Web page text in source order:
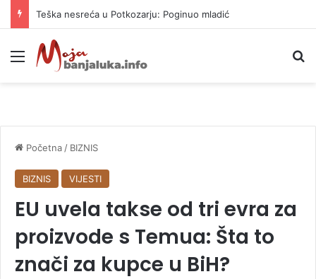
Teška nesreća u Potkozarju: Poginuo mladić
Meni
Početna / BIZNIS
BIZNIS VIJESTI
EU uvela takse od tri evra za
proizvode s Temua: Šta to
znači za kupce u BiH?